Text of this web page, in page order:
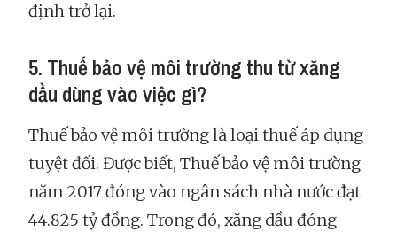
định trở lại.
5. Thuế bảo vệ môi trường thu từ xăng
dầu dùng vào việc gì?
Thuế bảo vệ môi trường là loại thuế áp dụng
tuyệt đối. Được biết, Thuế bảo vệ môi trường
năm 2017 đóng vào ngân sách nhà nước đạt
44.825 tỷ đồng. Trong đó, xăng dầu đóng